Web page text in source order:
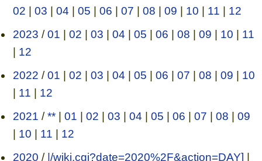
02 | 03 | 04 | 05 | 06 | 07 | 08 | 09 | 10 | 11 | 12
2023 /01 | 02 | 03 | 04 | 05 | 06 | 08 | 09 | 10 | 11
| 12
2022 /01 | 02 | 03 | 04 | 05 | 06 | 07 | 08 | 09 | 10
| 11 | 12
2021 /**| 01 | 02 | 03 | 04 | 05 | 06 | 07 | 08 | 09
| 10 | 11 | 12
2020 / |/wiki.cgi?date=2020%2F&action=DAY] |